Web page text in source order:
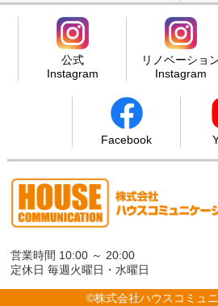
公式
Instagram
リノベーショ
Instagram
Facebook
営業時間 10:00 ～ 20:00
定休日 毎週火曜日・水曜日
©株式会社ハウスコミュ